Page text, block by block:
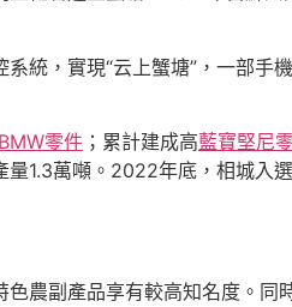
統，實現“云上蟹塘”，一部手
BMW零件 ；累計建成高藍寶堅尼
量1.3萬噸。2022年底，相城入
色農副產品享有較高知名度。同